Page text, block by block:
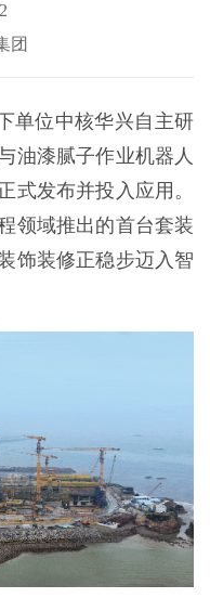
团
单位中核华兴自主研
油漆腻子作业机器人
式发布并投入应用。
领域推出的首台套装
饰装修正稳步迈入智